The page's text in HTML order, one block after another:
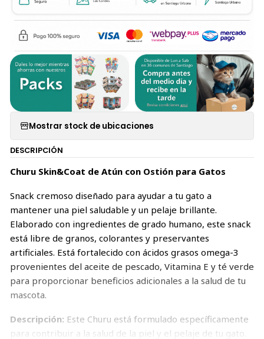
Mostrar stock de ubicaciones
DESCRIPCIÓN
Churu Skin&Coat de Atún con Ostión para Gatos
Snack cremoso diseñado para ayudar a tu gato a
mantener una piel saludable y un pelaje brillante.
Elaborado con ingredientes de grado humano, este snack
está libre de granos, colorantes y preservantes
artificiales. Está fortalecido con ácidos grasos omega-3
provenientes del aceite de pescado, Vitamina E y té verde
para proporcionar beneficios adicionales a la salud de tu
mascota.
Descripción: Este Churu está formulado específicamente
para contribuir a la salud de la piel y el pelaje de tu gato.